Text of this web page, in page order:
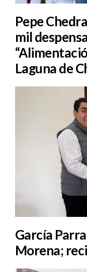
Pepe
mil
Laguna de
García
Morena;